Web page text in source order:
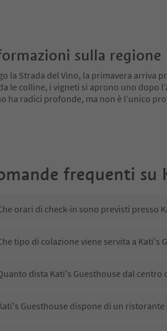
sulla regione
la Strada del Vino, la primavera arriva
le colline, i vigneti si aprono uno dopo
ha radici profonde, ma non è l’unico
frequenti su
orari di check-in sono previsti presso
tipo di colazione viene servita a Kati's
dista Kati's Guesthouse dal centro
Guesthouse dispone di un ristorante